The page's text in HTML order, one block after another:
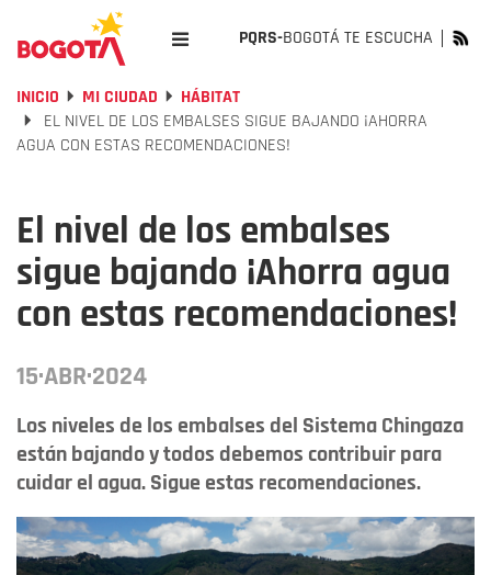
PQRS-BOGOTÁ TE ESCUCHA
INICIO MI CIUDAD
HÁBITAT
EL NIVEL DE LOS EMBALSES SIGUE BAJANDO ¡AHORRA
AGUA CON ESTAS RECOMENDACIONES!
El nivel de los embalses
sigue bajando ¡Ahorra agua
con estas recomendaciones!
15·ABR·2024
Los niveles de los embalses del Sistema Chingaza
están bajando y todos debemos contribuir para
cuidar el agua. Sigue estas recomendaciones.